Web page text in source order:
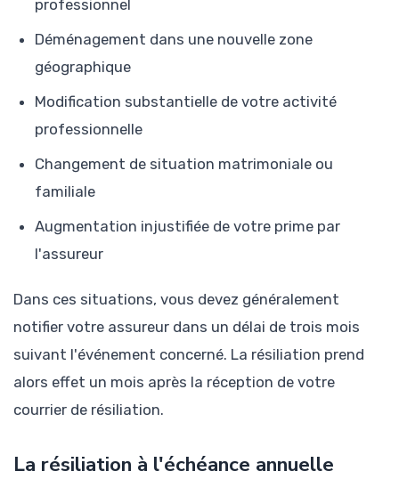
professionnel
Déménagement dans une nouvelle zone
géographique
Modification substantielle de votre activité
professionnelle
Changement de situation matrimoniale ou
familiale
Augmentation injustifiée de votre prime par
l'assureur
Dans ces situations, vous devez généralement
notifier votre assureur dans un délai de trois mois
suivant l'événement concerné. La résiliation prend
alors effet un mois après la réception de votre
courrier de résiliation.
La résiliation à l'échéance annuelle